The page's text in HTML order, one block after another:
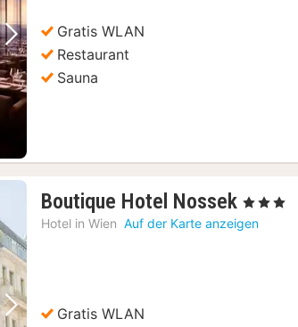
Nächstes Bild
Gratis WLAN
Restaurant
Sauna
Nächstes Bild
Boutique Hotel Nossek 1
Nacht
, 3 Sterne
Hotel in Wien Auf der Karte anzeigen
Gratis WLAN